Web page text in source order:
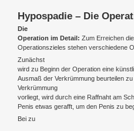
Hypospadie – Die
Die
Operation im Detail: Zum Erreichen
Operationszieles stehen verschiedene
Zunächst
wird zu Beginn der Operation eine
Ausmaß der Verkrümmung beurteilen
Verkrümmung
vorliegt, wird durch eine Raffnaht am
Penis etwas gerafft, um den Penis zu
Bei zu